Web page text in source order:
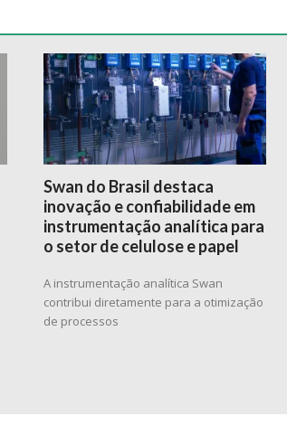
Swan do Brasil destaca
inovação e confiabilidade em
instrumentação analítica para
o setor de celulose e papel
A instrumentação analítica Swan
contribui diretamente para a otimização
de processos